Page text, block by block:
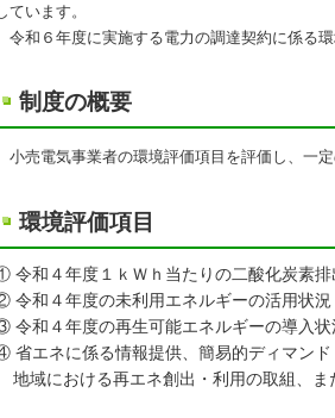
ています。
令和６年度に実施する電力の調達契約に係る環
制度の概要
小売電気事業者の環境評価項目を評価し、一
環境評価項目
令和４年度１ｋＷｈ当たりの二酸化炭素排
令和４年度の未利用エネルギーの活用状況
令和４年度の再生可能エネルギーの導入状
省エネに係る情報提供、簡易的ディマンド
地域における再エネ創出・利用の取組、ま